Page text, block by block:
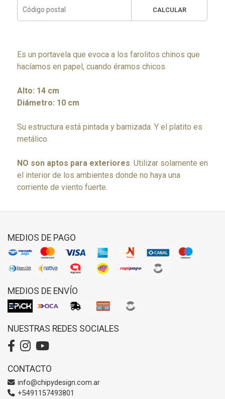
CALCULAR
Es un portavela que evoca a los farolitos chinos que
hacíamos en papel, cuando éramos chicos.
Alto: 14 cm
Diámetro: 10 cm
Su estructura está pintada y barnizada. Y el platito es
metálico.
NO son aptos para exteriores . Utilizar solamente en
el interior de los ambientes donde no haya una
corriente de viento fuerte.
MEDIOS DE PAGO
MEDIOS DE ENVÍO
NUESTRAS REDES SOCIALES
CONTACTO
info@chipydesign.com.ar
+5491157493801